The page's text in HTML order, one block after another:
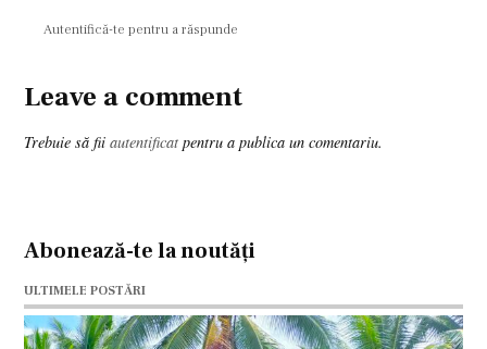
Autentifică-te pentru a răspunde
Leave
comment
Trebuie să fiiautentificat pentru a publica un comentariu.
Leave a comment
Abonează-te la noutăți
ULTIMELE POSTĂRI